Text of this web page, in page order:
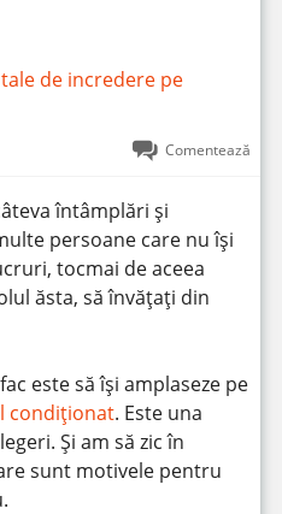
de incredere pe
Comentează
întâmplări și
persoane care nu își
tocmai de aceea
ăsta, să învățați din
este să își amplaseze pe
condiționat. Este una
Și am să zic în
sunt motivele pentru